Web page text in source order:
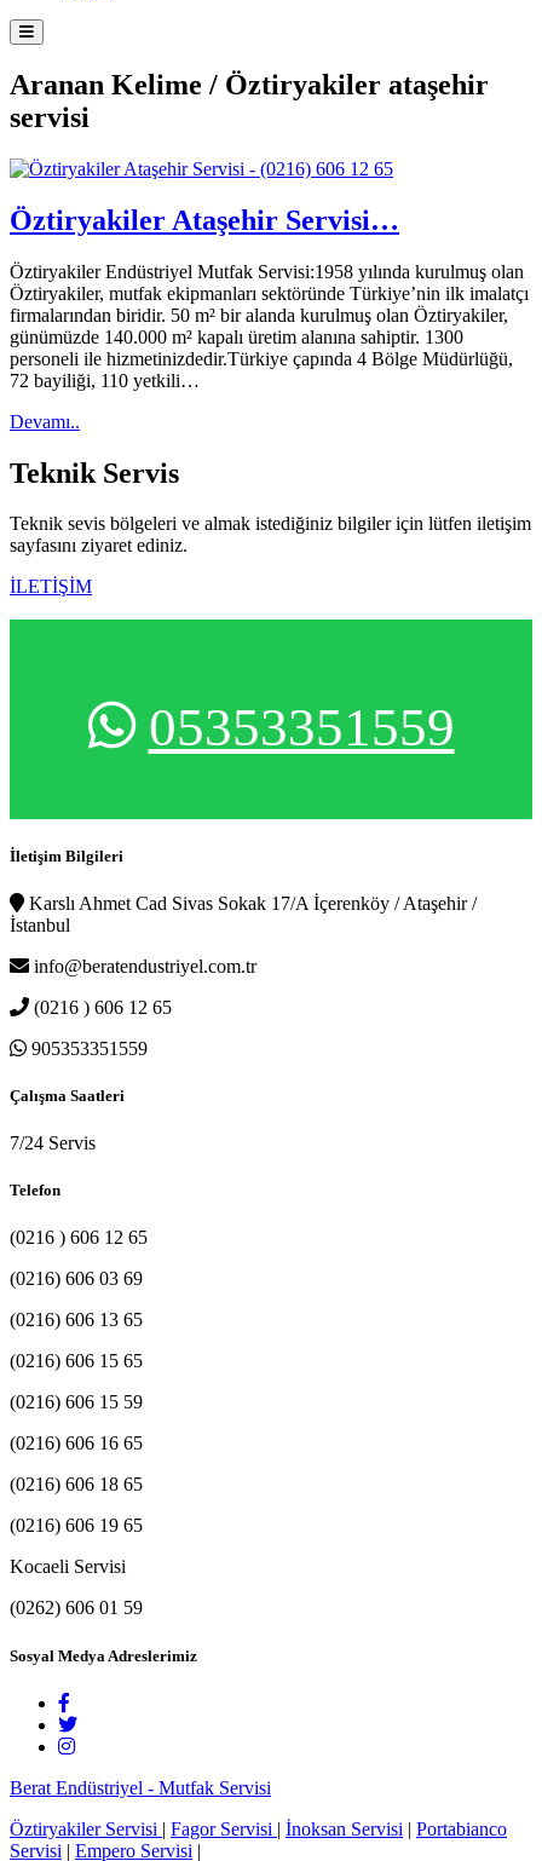
Aranan Kelime / Öztiryakiler ataşehir
servisi
Öztiryakiler Ataşehir Servisi…
Öztiryakiler Endüstriyel Mutfak Servisi:1958 yılında kurulmuş olan
Öztiryakiler, mutfak ekipmanları sektöründe Türkiye’nin ilk imalatçı
firmalarından biridir. 50 m² bir alanda kurulmuş olan Öztiryakiler,
günümüzde 140.000 m² kapalı üretim alanına sahiptir. 1300
personeli ile hizmetinizdedir.Türkiye çapında 4 Bölge Müdürlüğü,
72 bayiliği, 110 yetkili…
Devamı..
Teknik Servis
Teknik sevis bölgeleri ve almak istediğiniz bilgiler için lütfen iletişim
sayfasını ziyaret ediniz.
İLETİŞİM
05353351559
İletişim Bilgileri
Karslı Ahmet Cad Sivas Sokak 17/A İçerenköy / Ataşehir /
İstanbul
info@beratendustriyel.com.tr
(0216 ) 606 12 65
905353351559
Çalışma Saatleri
7/24 Servis
Telefon
(0216 ) 606 12 65
(0216) 606 03 69
(0216) 606 13 65
(0216) 606 15 65
(0216) 606 15 59
(0216) 606 16 65
(0216) 606 18 65
(0216) 606 19 65
Kocaeli Servisi
(0262) 606 01 59
Sosyal Medya Adreslerimiz
Berat Endüstriyel - Mutfak Servisi
Öztiryakiler Servisi | Fagor Servisi | İnoksan Servisi | Portabianco
Servisi | Empero Servisi |